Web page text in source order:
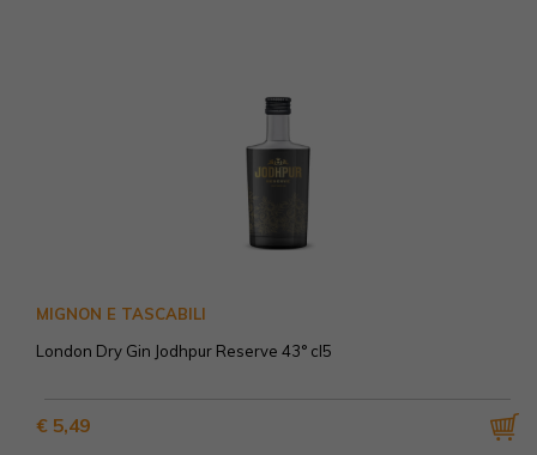
MIGNON E TASCABILI
London Dry Gin Jodhpur Reserve 43° cl5
€ 5,49